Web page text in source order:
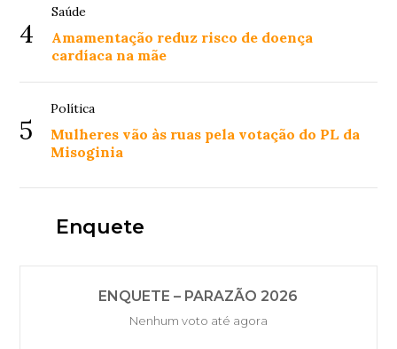
4
Saúde
Amamentação reduz risco de doença
cardíaca na mãe
5
Política
Mulheres vão às ruas pela votação do PL da
Misoginia
Enquete
ENQUETE – PARAZÃO 2026
Nenhum voto até agora